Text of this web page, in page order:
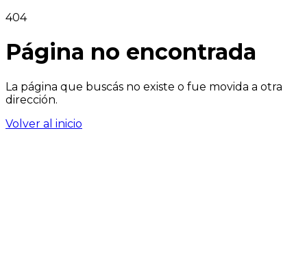
404
Página no encontrada
La página que buscás no existe o fue movida a otra
dirección.
Volver al inicio